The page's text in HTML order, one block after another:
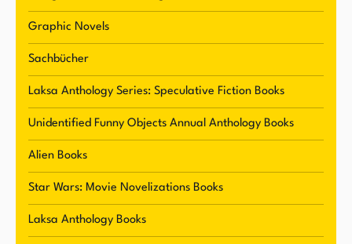
Graphic Novels
Sachbücher
Laksa Anthology Series: Speculative Fiction Books
Unidentified Funny Objects Annual Anthology Books
Alien Books
Star Wars: Movie Novelizations Books
Laksa Anthology Books